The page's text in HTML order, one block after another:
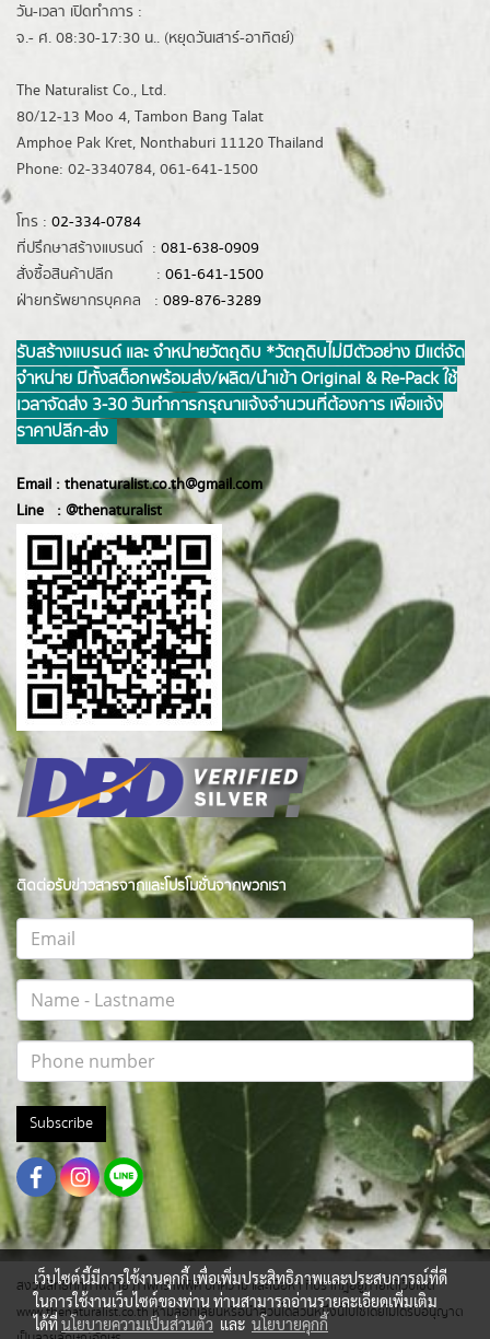
วัน-เวลา เปิดทำการ :
จ.- ศ. 08:30-17:30 น.. (หยุดวันเสาร์-อาทิตย์)
The Naturalist Co., Ltd.
80/12-13 Moo 4, Tambon Bang Talat
Amphoe Pak Kret, Nonthaburi 11120 Thailand
Phone: 02-3340784, 061-641-1500
โทร : 02-334-0784
ที่ปรึกษาสร้างแบรนด์ : 081-638-0909
สั่งซื้อสินค้าปลีก : 061-641-1500
ฝ่ายทรัพยากรบุคคล : 089-876-3289
รับสร้างแบรนด์ และ จำหน่ายวัตถุดิบ *วัตถุดิบไม่มีตัวอย่าง มีแต่จัด
จำหน่าย มีทั้งสต็อกพร้อมส่ง/ผลิต/นำเข้า Original & Re-Pack ใช้
เวลาจัดส่ง 3-30 วันทำการ กรุณาแจ้งจำนวนที่ต้องการ เพื่อแจ้ง
ราคาปลีก-ส่ง
Email : thenaturalist.co.th@gmail.com
Line : @thenaturalist
ติดต่อรับข่าวสารจากและโปรโมชั่นจากพวกเรา
Subscribe
สงวนสิทธิ์ทุกภาพถ่าย ภาพกราฟฟิค บทความ และเนื้อหา ที่ปรากฎอยู่ภายใต้เว็บไซต์
www.thenaturalist.co.th ห้ามลอกเลียนหรือนำส่วนใดส่วนหนึ่งนี้ไปใช้โดยไม่ได้รับอนุญาต
เว็บไซต์นี้มีการใช้งานคุกกี้ เพื่อเพิ่มประสิทธิภาพและประสบการณ์ที่ดี
ในการใช้งานเว็บไซต์ของท่าน ท่านสามารถอ่านรายละเอียดเพิ่มเติม
ได้ที่นโยบายความเป็นส่วนตัว และ นโยบายคุกกี้